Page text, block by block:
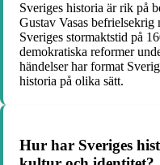
Sveriges historia är rik på
Gustav Vasas
Sveriges stormaktstid på
demokratiska reformer
händelser har format
historia på olika sätt.
Hur har Sveriges